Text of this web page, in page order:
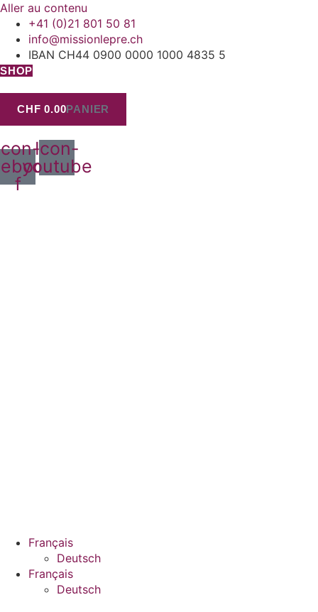
Aller au contenu
+41 (0)21 801 50 81
hc.erpelnoissim
@ofni
IBAN CH44 0900 0000 1000 4835 5
SHOP
CHF 0.00PANIER
f
Icon-
youtube
Français
Deutsch
Français
Deutsch